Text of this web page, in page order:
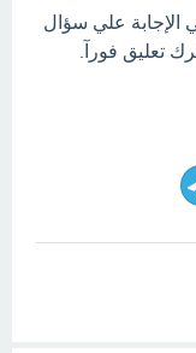
الإجابة علي سؤال
تعليق فورآ.